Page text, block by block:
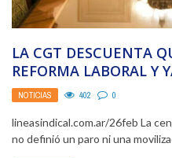
LA CGT DESCUENTA
REFORMA LABORAL Y
ESTRATEGIA PARA ...
NOTICIAS 402 0
lineasindical.com.ar/26feb La
no definió un paro ni una